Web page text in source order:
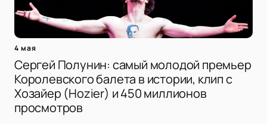
4 мая
Сергей Полунин: самый молодой премьер
Королевского балета в истории, клип с
Хозайер (Hozier) и 450 миллионов
просмотров